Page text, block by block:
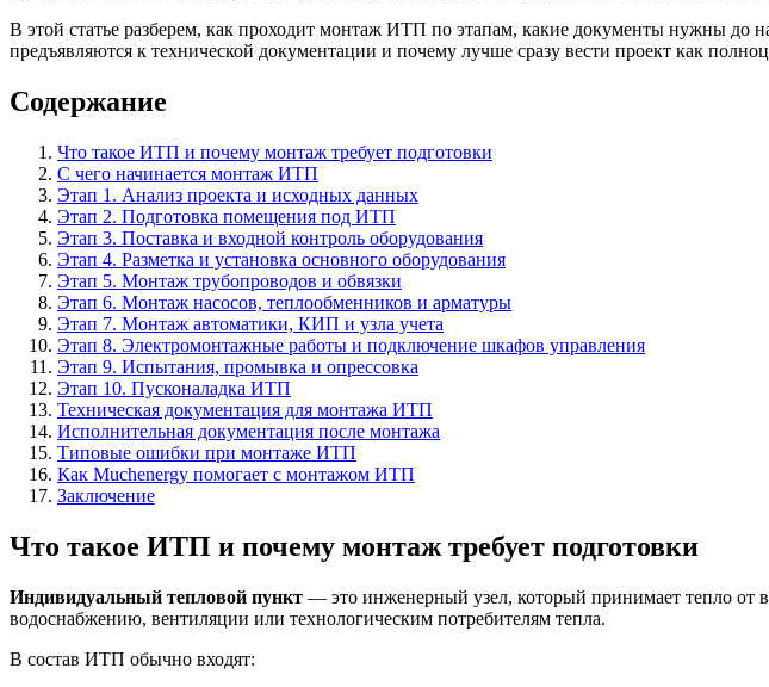
В этой статье разберем, как проходит монтаж ИТП по этапам, какие документы нужны до
предъявляются к технической документации и почему лучше сразу вести проект как
Содержание
Что такое ИТП и почему монтаж требует подготовки
С чего начинается монтаж ИТП
Этап 1. Анализ проекта и исходных данных
Этап 2. Подготовка помещения под ИТП
Этап 3. Поставка и входной контроль оборудования
Этап 4. Разметка и установка основного оборудования
Этап 5. Монтаж трубопроводов и обвязки
Этап 6. Монтаж насосов, теплообменников и арматуры
Этап 7. Монтаж автоматики, КИП и узла учета
Этап 8. Электромонтажные работы и подключение шкафов управления
Этап 9. Испытания, промывка и опрессовка
Этап 10. Пусконаладка ИТП
Техническая документация для монтажа ИТП
Исполнительная документация после монтажа
Типовые ошибки при монтаже ИТП
Как Muchenergy помогает с монтажом ИТП
Заключение
Что такое ИТП и почему монтаж требует подготовки
Индивидуальный тепловой пункт — это инженерный узел, который принимает тепло от
водоснабжению, вентиляции или технологическим потребителям тепла.
В состав ИТП обычно входят: